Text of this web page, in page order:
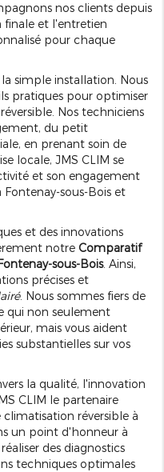
nos clients depuis
finale et l'entretien
pour chaque
simple installation. Nous
pratiques pour optimiser
Nos techniciens
du petit
en prenant soin de
locale, JMS CLIM se
et son engagement
Fontenay-sous-Bois et
et des innovations
notre Comparatif
sous-Bois. Ainsi,
précises et
. Nous sommes fiers de
qui non seulement
mais vous aident
substantielles sur vos
la qualité, l'innovation
CLIM le partenaire
réversible à
un point d'honneur à
des diagnostics
techniques optimales